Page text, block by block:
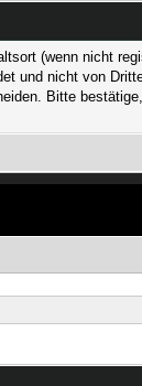
(wenn nicht
und nicht von
Bitte